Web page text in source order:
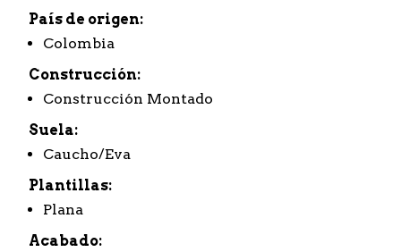
País de origen
Colombia
Construcción
Construcción Montado
Suela
Caucho/Eva
Plantillas
Plana
Acabado